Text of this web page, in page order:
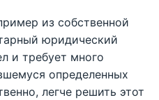
из собственной
юридический
и требует много
определенных
легче решить этот